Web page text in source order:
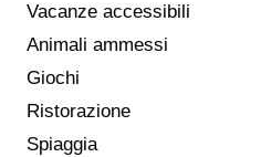
Vacanze accessibili
Animali ammessi
Giochi
Ristorazione
Spiaggia